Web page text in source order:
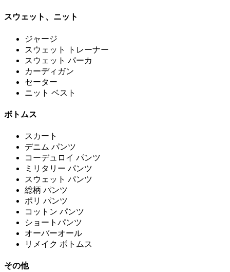
スウェット、ニット
ジャージ
スウェット トレーナー
スウェット パーカ
カーディガン
セーター
ニット ベスト
ボトムス
スカート
デニム パンツ
コーデュロイ パンツ
ミリタリー パンツ
スウェット パンツ
総柄 パンツ
ポリ パンツ
コットン パンツ
ショートパンツ
オーバーオール
リメイク ボトムス
その他